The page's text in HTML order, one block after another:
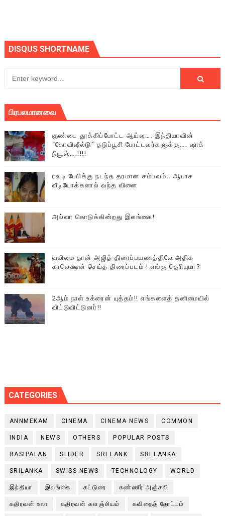
DISQUS SHORTNAME
பிரபலமானவை
குண்டை தூக்கிப்போட்ட ஆய்வு…. இந்தியாவின்
“கோவிஷீல்டு” தடுப்பூசி போட்டவர்களுக்கு…. ஷாக்
நியூஸ்….!!!!
ரவுடி பேபிக்கு நடந்த தரமான சம்பவம்.. ஆபாச
வீடியோக்களால் வந்த வினை
அல்வா கொடுக்கின்றது இலங்கை!
வலிமை தான் அஜித் திரைப்பயணத்திலே அதிக
காலெக்ஷன் செய்த திரைப்படம் ! எங்கு தெரியுமா?
2ஆம் நாள் உக்ரைன் யுத்தம்!! எங்களைத் தனிமையில்
விட்டுவிட்டுனர்!!
CATEGORIES
ANNMEKAM CINEMA CINEMA NEWS COMMON
INDIA NEWS OTHERS POPULAR POSTS
RASIPALAN SLIDER SRI LANK SRI LANKA
SRILANKA SWISS NEWS TECHNOLOGY WORLD
இந்தியா இலங்கை கட்டுரை கண்ணீர் அஞ்சலி
கதிரவன் உலா கதிரவன் களஞ்சியம் கவிதைத் தோட்டம்